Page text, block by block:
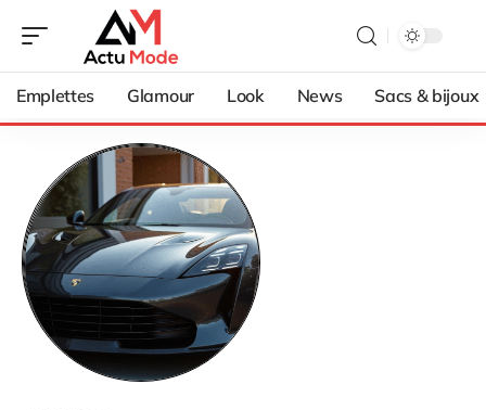
Emplettes Glamour Look News Sacs & bijoux